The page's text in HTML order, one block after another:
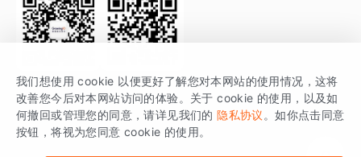
开发者文档
SDK 文档
场景指南
行业活动
关注公众号 获取更多干货
GrowingIO 是专注于数据智能分析与增长的品牌，核心平台为 GrowingIO
分析云。
我们想使用 cookie 以便更好了解您对本网站的使用情况，这将
改善您今后对本网站访问的体验。关于 cookie 的使用，以及如
何撤回或管理您的同意，请详见我们的 隐私协议 。如你点击同意
按钮，将视为您同意 cookie 的使用。